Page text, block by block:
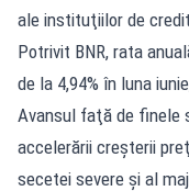
ale instituţiilor de
Potrivit BNR, rata
de la 4,94% în luna
Avansul faţă de finele
accelerării creşterii
secetei severe şi al